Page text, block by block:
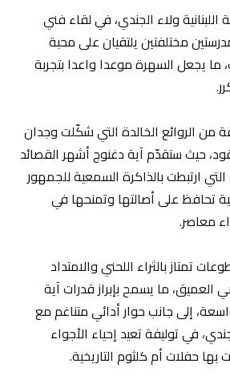
اللبنانية ولاء الجندي، في لقاء فني
مختلفتين يلتقيان على محبة
ما يجعل السهرة موعدا واعدا بتجربة
من الروائع الخالدة التي شكّلت وجدان
حيث ستقدّم آية دغنوج أشهر القصائد
ارتبطت بالذاكرة السمعية للجمهور
تحافظ على أصالتها وتمنحها في
معاصر.
تمتاز بالثراء اللحني والامتداد
العميق، ما يسمح بإبراز قدرات آية
إلى جانب حوار أدائي متناغم مع
في توليفة تعيد إحياء الأجواء
بها حفلات أم كلثوم التاريخية.